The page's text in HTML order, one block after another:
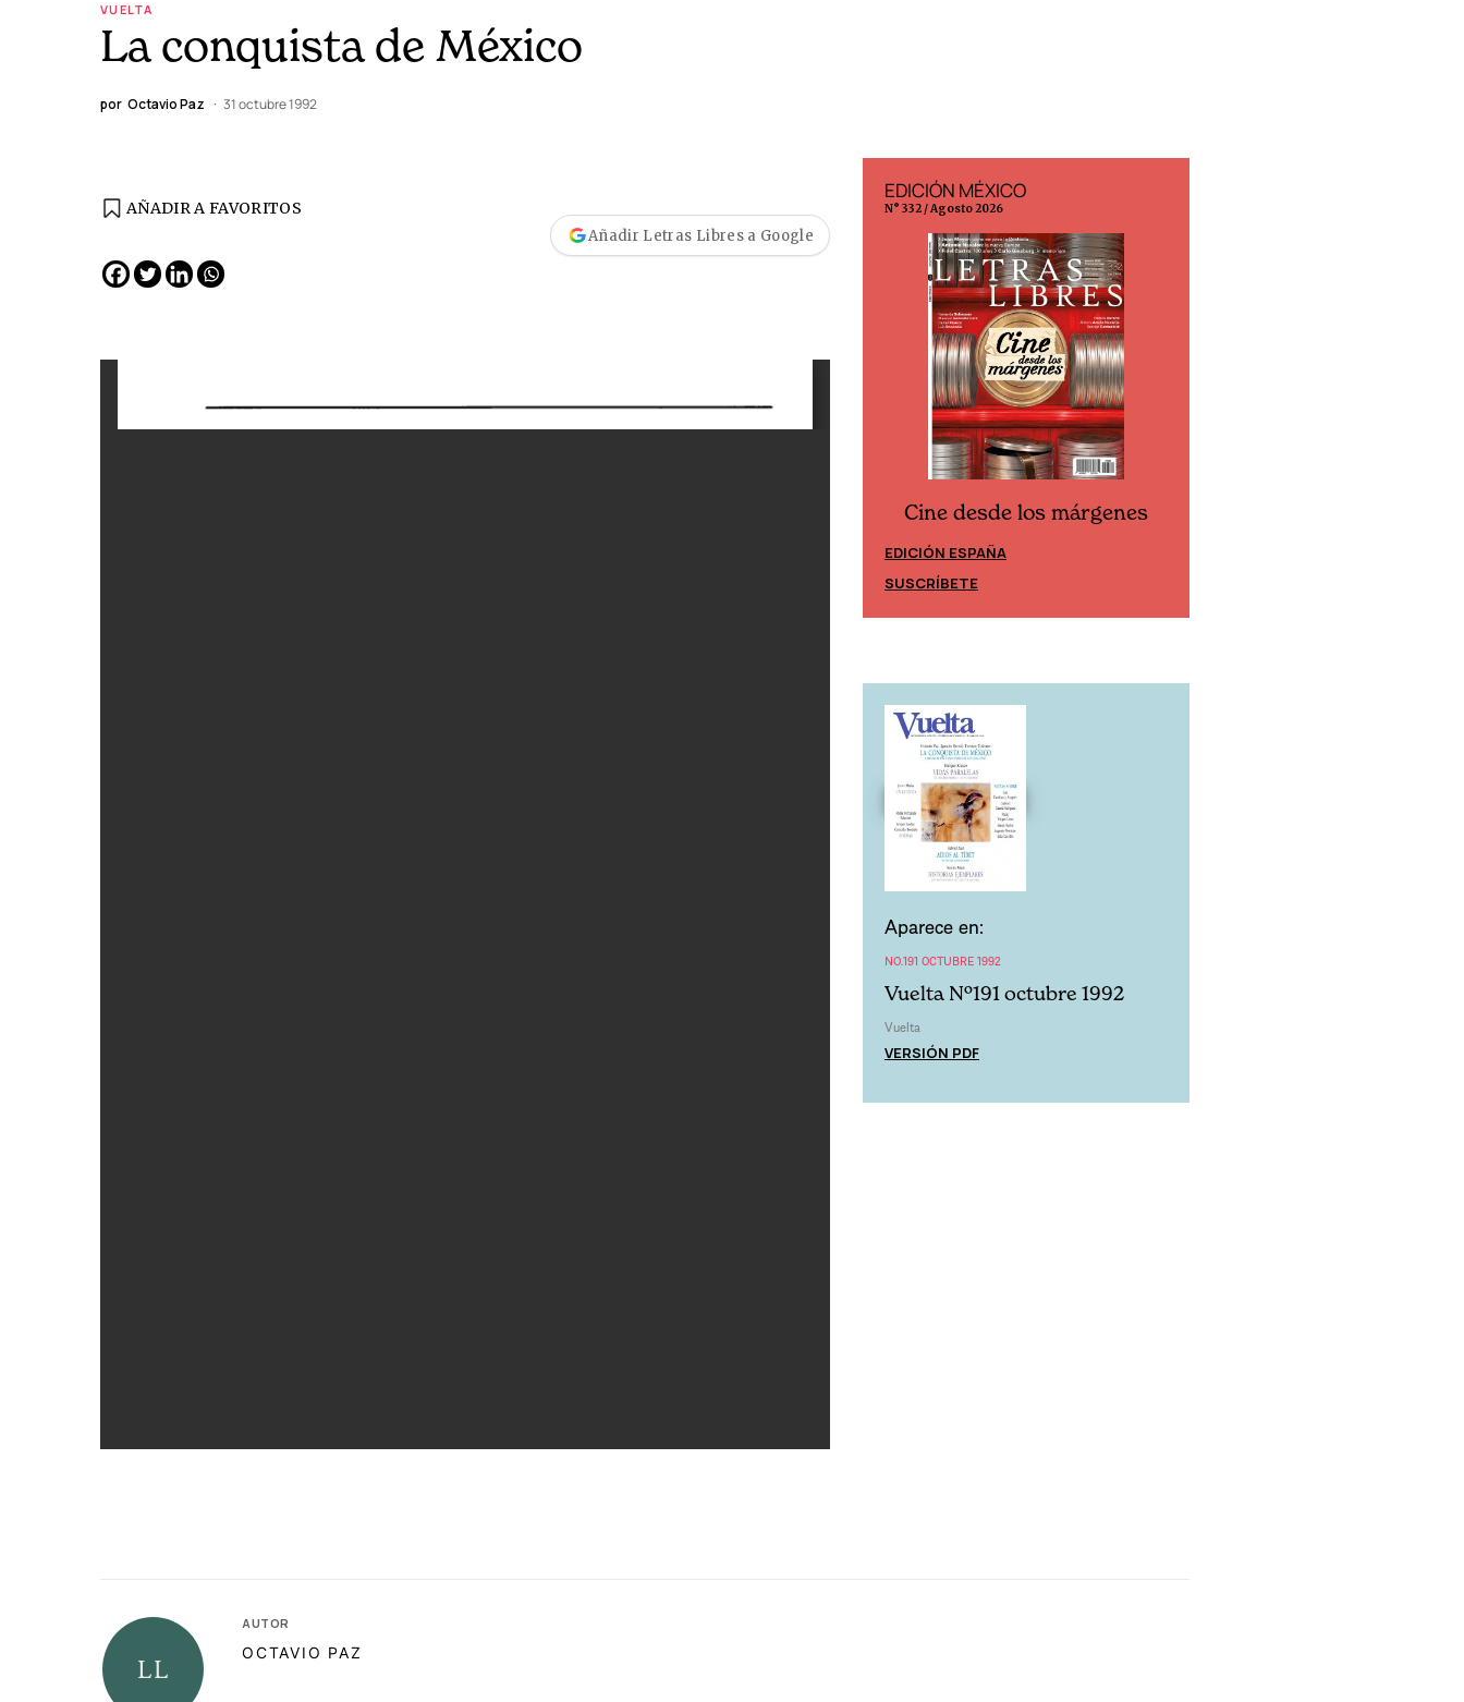
VUELTA
La conquista de México
por Octavio Paz 31 octubre 1992
AÑADIR A FAVORITOS
Añadir Letras Libres a Google
EDICIÓN MÉXICO
N° 332 / Agosto 2026
Cine desde los márgenes
EDICIÓN ESPAÑA
SUSCRÍBETE
Aparece en:
NO.191 OCTUBRE 1992
Vuelta Nº191 octubre 1992
Vuelta
VERSIÓN PDF
AUTOR
OCTAVIO PAZ